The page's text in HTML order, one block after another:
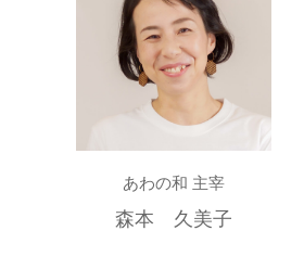
あわの和 主宰
森本 久美子